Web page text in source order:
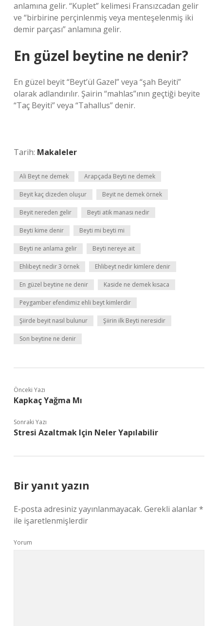
anlamına gelir. “Kuplet” kelimesi Fransızcadan gelir
ve “birbirine perçinlenmiş veya menteşelenmiş iki
demir parçası” anlamına gelir.
En güzel beytine ne denir?
En güzel beyit “Beyt’ül Gazel” veya “şah Beyiti”
olarak adlandırılır. Şairin “mahlas”ının geçtiği beyite
“Taç Beyiti” veya “Tahallus” denir.
Tarih: Makaleler
Ali Beyt ne demek Arapçada Beyti ne demek
Beyit kaç dizeden oluşur Beyit ne demek örnek
Beyit nereden gelir Beyti atik manası nedir
Beyti kime denir Beyti mi beyti mi
Beyti ne anlama gelir Beyti nereye ait
Ehlibeyt nedir 3 örnek Ehlibeyt nedir kimlere denir
En güzel beytine ne denir Kaside ne demek kısaca
Peygamber efendimiz ehli beyt kimlerdir
Şiirde beyit nasıl bulunur Şiirin ilk Beyti neresidir
Son beytine ne denir
Önceki Yazı
Kapkaç Yağma Mı
Sonraki Yazı
Stresi Azaltmak Için Neler Yapılabilir
Bir yanıt yazın
E-posta adresiniz yayınlanmayacak. Gerekli alanlar*
ile işaretlenmişlerdir
Yorum